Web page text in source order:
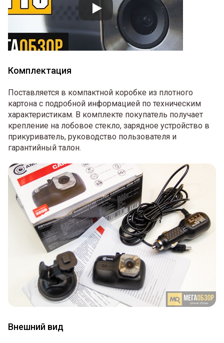
Комплектация
Поставляется в компактной коробке из плотного
картона с подробной информацией по техническим
характеристикам. В комплекте покупатель получает
крепление на лобовое стекло, зарядное устройство в
прикуриватель, руководство пользователя и
гарантийный талон.
Внешний вид